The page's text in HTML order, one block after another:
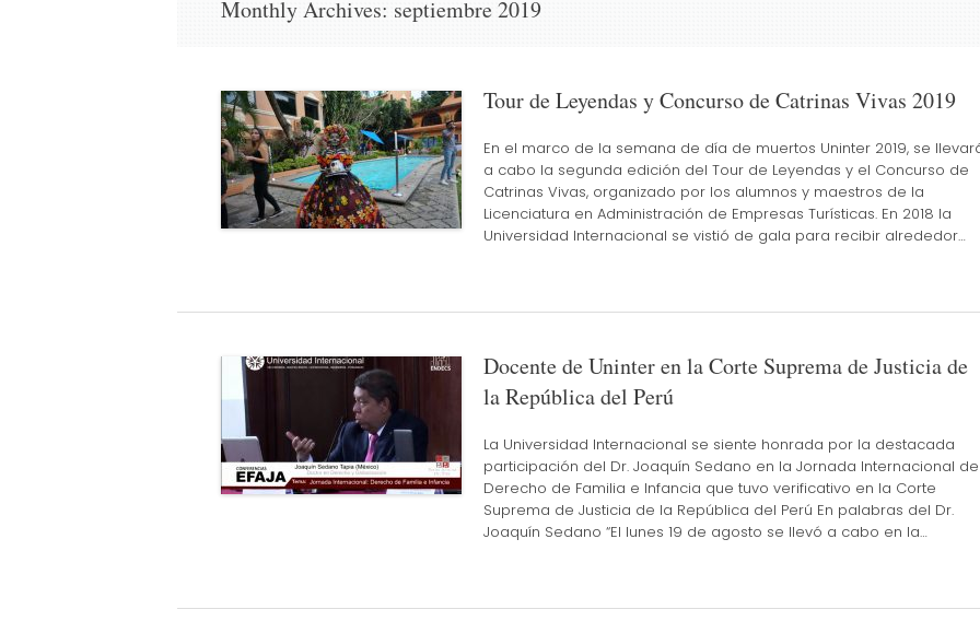
Monthly Archives: septiembre 2019
Tour de Leyendas y Concurso de Catrinas Vivas 2019
En el marco de la semana de día de muertos Uninter 2019, se
a cabo la segunda edición del Tour de Leyendas y el Concurso de
Catrinas Vivas, organizado por los alumnos y maestros de la
Licenciatura en Administración de Empresas Turísticas. En 2018 la
Universidad Internacional se vistió de gala para recibir alrededor…
Docente de Uninter en la Corte Suprema de Justicia de
la República del Perú
La Universidad Internacional se siente honrada por la destacada
participación del Dr. Joaquín Sedano en la Jornada Internacional de
Derecho de Familia e Infancia que tuvo verificativo en la Corte
Suprema de Justicia de la República del Perú En palabras del Dr.
Joaquín Sedano “El lunes 19 de agosto se llevó a cabo en la…